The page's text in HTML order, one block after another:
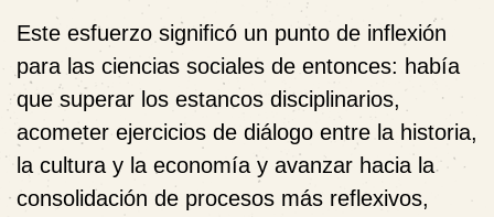
Este esfuerzo significó un punto de inflexión
para las ciencias sociales de entonces: había
que superar los estancos disciplinarios,
acometer ejercicios de diálogo entre la historia,
la cultura y la economía y avanzar hacia la
consolidación de procesos más reflexivos,